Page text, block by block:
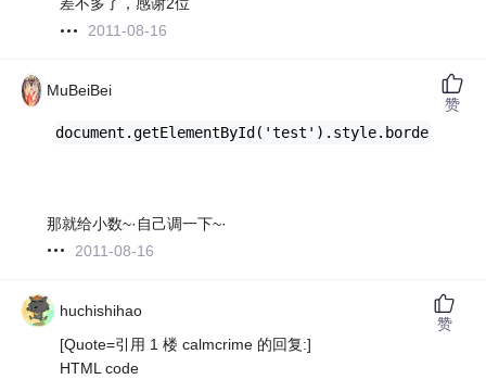
差不多了，感谢2位
2011-08-16
MuBeiBei
document.getElementById('test').style.border =
那就给小数~·自己调一下~·
2011-08-16
赞
huchishihao
[Quote=引用 1 楼 calmcrime 的回复:]
HTML code
赞